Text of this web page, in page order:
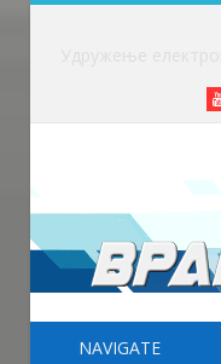
NAVIGATE